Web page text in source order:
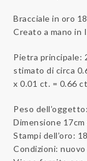
Bracciale in oro
Creato a mano in
Pietra principale:
stimato di circa
x 0.01 ct. = 0.66
Peso
Dimensione 17cm
Stampi dell’oro:
Condizioni: nuovo